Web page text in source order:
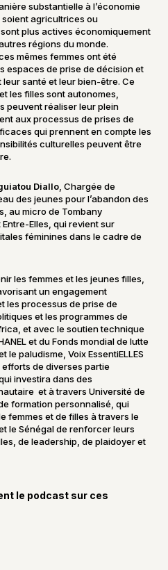
substantielle à l’économie
soient agricultrices ou
plus actives économiquement
régions du monde.
mêmes femmes ont été
espaces de prise de décision et
santé et leur bien-être. Ce
les filles sont autonomes,
peuvent réaliser leur plein
aux processus de prises de
qui prennent en compte les
culturelles peuvent être
Diallo, Chargée de
des jeunes pour l’abandon des
au micro de Tombany
Elles, qui revient sur
féminines dans le cadre de
les femmes et les jeunes filles,
un engagement
les processus de prise de
et les programmes de
et avec le soutien technique
et du Fonds mondial de lutte
paludisme, Voix EssentiELLES
de diverses partie
investira dans des
et à travers Université de
formation personnalisé, qui
femmes et de filles à travers le
le Sénégal de renforcer leurs
de leadership, de plaidoyer et
le podcast sur ces